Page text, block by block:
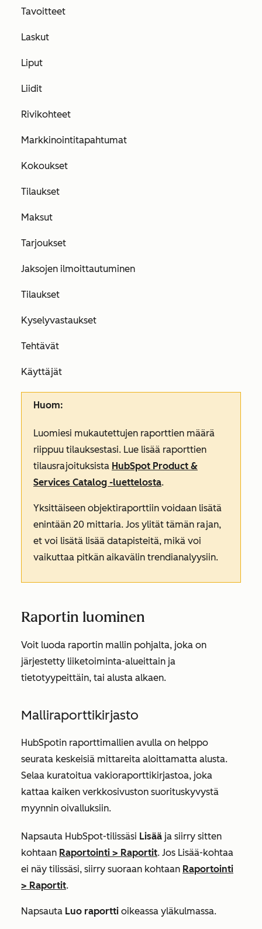
Tavoitteet
Laskut
Liput
Liidit
Rivikohteet
Markkinointitapahtumat
Kokoukset
Tilaukset
Maksut
Tarjoukset
Jaksojen ilmoittautuminen
Tilaukset
Kyselyvastaukset
Tehtävät
Käyttäjät
Huom:
Luomiesi mukautettujen raporttien määrä
riippuu tilauksestasi. Lue lisää raporttien
tilausrajoituksista HubSpot Product &
Services Catalog -luettelosta.
Yksittäiseen objektiraporttiin voidaan lisätä
enintään 20 mittaria. Jos ylität tämän rajan,
et voi lisätä lisää datapisteitä, mikä voi
vaikuttaa pitkän aikavälin trendianalyysiin.
Raportin luominen
Voit luoda raportin mallin pohjalta, joka on
järjestetty liiketoiminta-alueittain ja
tietotyypeittäin, tai alusta alkaen.
Malliraporttikirjasto
HubSpotin raporttimallien avulla on helppo
seurata keskeisiä mittareita aloittamatta alusta.
Selaa kuratoitua vakioraporttikirjastoa, joka
kattaa kaiken verkkosivuston suorituskyvystä
myynnin oivalluksiin.
Napsauta HubSpot-tilissäsi Lisää ja siirry sitten
kohtaan Raportointi > Raportit. Jos Lisää-kohtaa
ei näy tilissäsi, siirry suoraan kohtaan Raportointi
> Raportit.
Napsauta Luo raportti oikeassa yläkulmassa.